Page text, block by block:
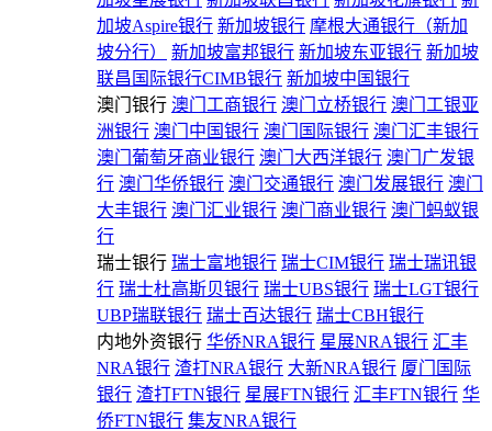
加坡Aspire银行 新加坡银行 摩根大通银行（新加
坡分行）
新加坡富邦银行 新加坡东亚银行 新加坡
联昌国际银行CIMB银行 新加坡中国银行
澳门银行 澳门工商银行 澳门立桥银行 澳门工银亚
洲银行 澳门中国银行 澳门国际银行 澳门汇丰银行
澳门葡萄牙商业银行 澳门大西洋银行 澳门广发银
行 澳门华侨银行 澳门交通银行 澳门发展银行 澳门
大丰银行 澳门汇业银行 澳门商业银行 澳门蚂蚁银
行
瑞士银行 瑞士富地银行 瑞士CIM银行 瑞士瑞讯银
行 瑞士杜高斯贝银行 瑞士UBS银行 瑞士LGT银行
UBP瑞联银行 瑞士百达银行 瑞士CBH银行
内地外资银行 华侨NRA银行 星展NRA银行 汇丰
NRA银行 渣打NRA银行 大新NRA银行 厦门国际
银行 渣打FTN银行 星展FTN银行 汇丰FTN银行 华
侨FTN银行 集友NRA银行